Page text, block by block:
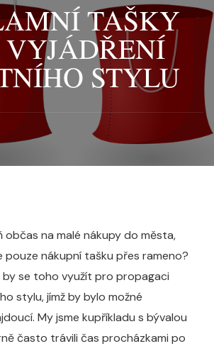
TAŠKY
VYJÁDŘENÍ
STYLU
občas na malé nákupy do města,
pouze nákupní tašku přes rameno?
by se toho využít pro propagaci
stylu, jímž by bylo možné
My jsme kupříkladu s bývalou
často trávili čas procházkami po